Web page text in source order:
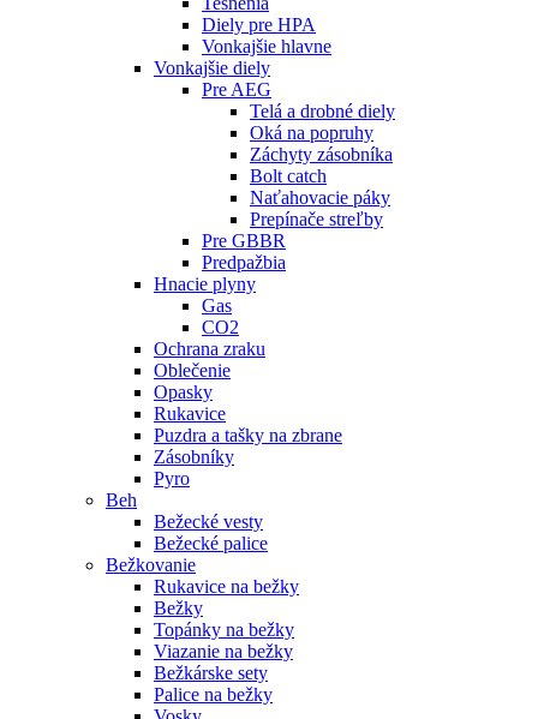
Diely pre HPA
Vonkajšie hlavne
Vonkajšie diely
Pre AEG
Telá a drobné diely
Oká na popruhy
Záchyty zásobníka
Bolt catch
Naťahovacie páky
Prepínače streľby
Pre GBBR
Predpažbia
Hnacie plyny
Gas
CO2
Ochrana zraku
Oblečenie
Opasky
Rukavice
Puzdra a tašky na zbrane
Zásobníky
Pyro
Beh
Bežecké vesty
Bežecké palice
Bežkovanie
Rukavice na bežky
Bežky
Topánky na bežky
Viazanie na bežky
Bežkárske sety
Palice na bežky